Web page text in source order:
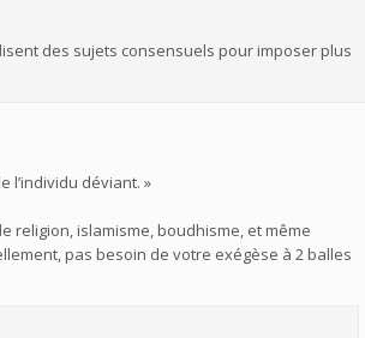
des sujets consensuels pour imposer plus
l’individu déviant. »
religion, islamisme, boudhisme, et même
pas besoin de votre exégèse à 2 balles